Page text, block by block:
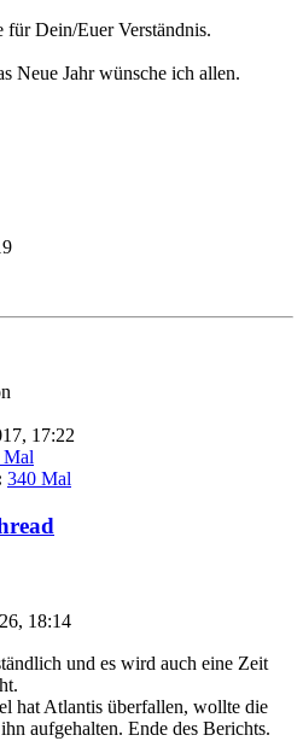
Dein/Euer Verständnis.
Neue Jahr wünsche ich allen.
17:22
Mal
340 Mal
18:14
und es wird auch eine Zeit
hat Atlantis überfallen, wollte die
aufgehalten. Ende des Berichts.